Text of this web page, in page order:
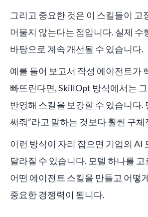
그리고 중요한 것은 이 스킬들이 고
머물지 않는다는 점입니다. 실제 수
바탕으로 계속 개선될 수 있습니다.
예를 들어 보고서 작성 에이전트가
빠뜨린다면, SkillOpt 방식에서는
반영해 스킬을 보강할 수 있습니다.
써줘”라고 말하는 것보다 훨씬 구
이런 방식이 자리 잡으면 기업의 AI
달라질 수 있습니다. 모델 하나를
어떤 에이전트 스킬을 만들고 어떻
중요한 경쟁력이 됩니다.